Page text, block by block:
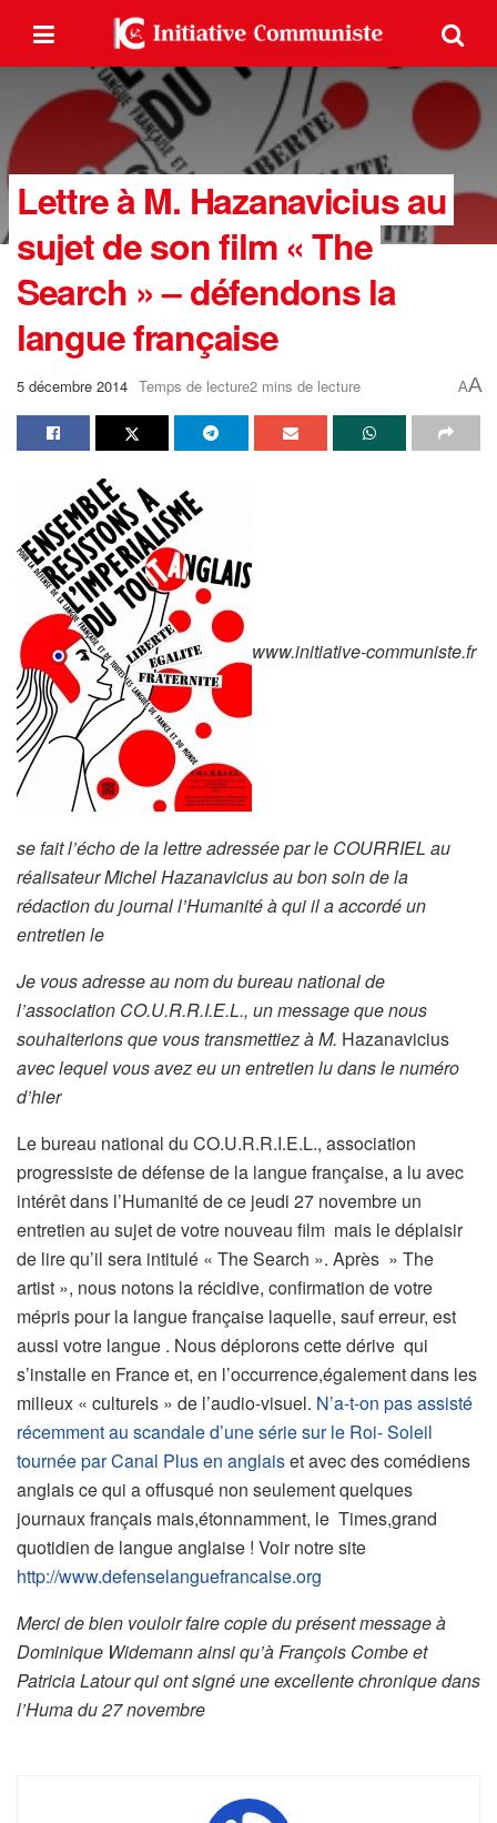
Lettre à M. Hazanavicius au
sujet de son film « The
Search » – défendons la
langue française
5 décembre 2014 Temps de lecture2 mins de lecture AA
www.initiative-communiste.fr
se fait l’écho de la lettre adressée par le COURRIEL au
réalisateur Michel Hazanavicius au bon soin de la
rédaction du journal l’Humanité à qui il a accordé un
entretien le
Je vous adresse au nom du bureau national de
l’association CO.U.R.R.I.E.L., un message que nous
souhaiterions que vous transmettiez à M. Hazanavicius
avec lequel vous avez eu un entretien lu dans le numéro
d’hier
Le bureau national du CO.U.R.R.I.E.L., association
progressiste de défense de la langue française, a lu avec
intérêt dans l’Humanité de ce jeudi 27 novembre un
entretien au sujet de votre nouveau film mais le déplaisir
de lire qu’il sera intitulé « The Search ». Après » The
artist », nous notons la récidive, confirmation de votre
mépris pour la langue française laquelle, sauf erreur, est
aussi votre langue . Nous déplorons cette dérive qui
s’installe en France et, en l’occurrence,également dans les
milieux « culturels » de l’audio-visuel. N’a-t-on pas assisté
récemment au scandale d’une série sur le Roi- Soleil
tournée par Canal Plus en anglaiset avec des comédiens
anglais ce qui a offusqué non seulement quelques
journaux français mais,étonnamment, le Times,grand
quotidien de langue anglaise ! Voir notre site
http://www.defenselanguefrancaise.org
Merci de bien vouloir faire copie du présent message à
Dominique Widemann ainsi qu’à François Combe et
Patricia Latour qui ont signé une excellente chronique dans
l’Huma du 27 novembre